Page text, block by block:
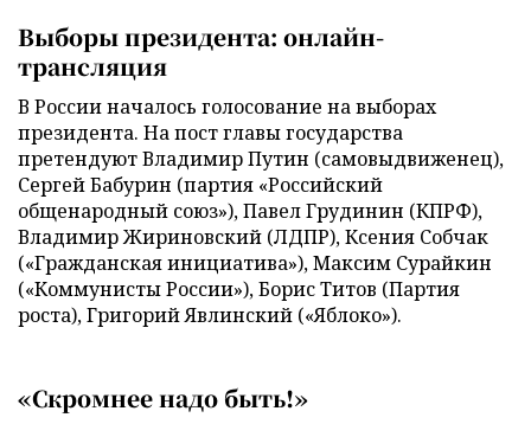
Выборы президента: онлайн-
трансляция
В России началось голосование на выборах
президента. На пост главы государства
претендуют Владимир Путин (самовыдвиженец),
Сергей Бабурин (партия «Российский
общенародный союз»), Павел Грудинин (КПРФ),
Владимир Жириновский (ЛДПР), Ксения Собчак
(«Гражданская инициатива»), Максим Сурайкин
(«Коммунисты России»), Борис Титов (Партия
роста), Григорий Явлинский («Яблоко»).
«Скромнее надо быть!»